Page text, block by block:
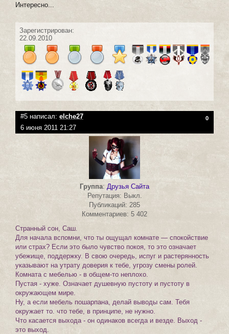
Интересно...
Зарегистрирован:
22.09.2010
#5 написал: elche27 0
6 июня 2011 21:27
Группа: Друзья Сайта
Репутация: Выкл.
Публикаций: 285
Комментариев: 5 402
Странный сон, Саш.
Для начала вспомни, что ты ощущал комнате — спокойствие
или страх? Если это было чувство покоя, то это означает
убежище, поддержку. В свою очередь, испуг и растерянность
указывают на утрату доверия к тебе, угрозу смены ролей.
Комната с мебелью - в общем-то неплохо.
Пустая - хуже. Означает душевную пустоту и пустоту в
окружающем мире.
Ну, а если мебель пошарпана, делай выводы сам. Тебя
окружает то. что тебе, в принципе, не нужно.
Что касается выхода - он одинаков всегда и везде. Выход -
это выход.